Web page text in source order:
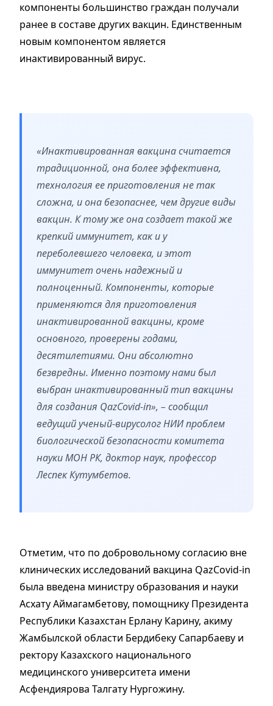
компоненты большинство граждан получали
ранее в составе других вакцин. Единственным
новым компонентом является
инактивированный вирус.
«Инактивированная вакцина считается
традиционной, она более эффективна,
технология ее приготовления не так
сложна, и она безопаснее, чем другие виды
вакцин. К тому же она создает такой же
крепкий иммунитет, как и у
переболевшего человека, и этот
иммунитет очень надежный и
полноценный. Компоненты, которые
применяются для приготовления
инактивированной вакцины, кроме
основного, проверены годами,
десятилетиями. Они абсолютно
безвредны. Именно поэтому нами был
выбран инактивированный тип вакцины
для создания QazCovid-in», – сообщил
ведущий ученый-вирусолог НИИ проблем
биологической безопасности комитета
науки МОН РК, доктор наук, профессор
Леспек Кутумбетов.
Отметим, что по добровольному согласию вне
клинических исследований вакцина QazCovid-in
была введена министру образования и науки
Асхату Аймагамбетову, помощнику Президента
Республики Казахстан Ерлану Карину, акиму
Жамбылской области Бердибеку Сапарбаеву и
ректору Казахского национального
медицинского университета имени
Асфендиярова Талгату Нургожину.